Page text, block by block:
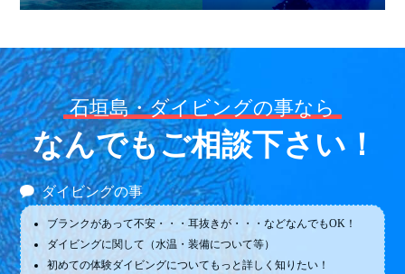
石垣島・ダイビングの事なら
なんでもご相談下さい！
ダイビングの事
ブランクがあって不安・・・耳抜きが・・・などなんでもOK！
ダイビングに関して（水温・装備について等）
初めての体験ダイビングについてもっと詳しく知りたい！